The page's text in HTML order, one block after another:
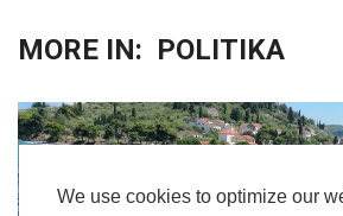
We use cookies to optimize our
MORE IN: POLITIKA